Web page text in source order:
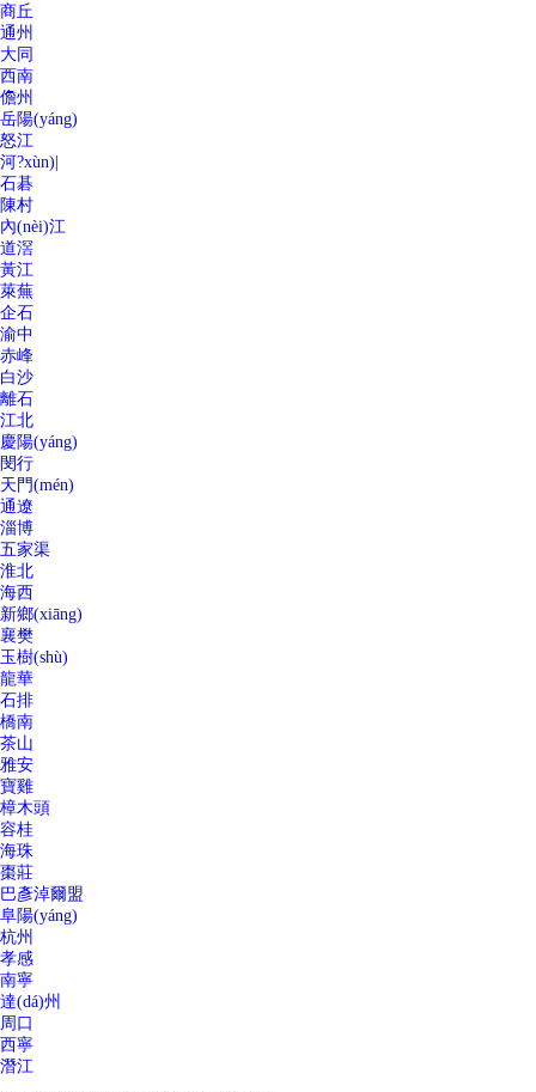
商丘
通州
大同
西南
儋州
岳陽(yáng)
怒江
河?xùn)|
石碁
陳村
內(nèi)江
道滘
黃江
萊蕪
企石
渝中
赤峰
白沙
離石
江北
慶陽(yáng)
閔行
天門(mén)
通遼
淄博
五家渠
淮北
海西
新鄉(xiāng)
襄樊
玉樹(shù)
龍華
石排
橋南
茶山
雅安
寶雞
樟木頭
容桂
海珠
棗莊
巴彥淖爾盟
阜陽(yáng)
杭州
孝感
南寧
達(dá)州
周口
西寧
潛江